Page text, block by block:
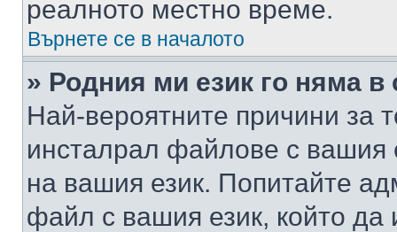
реалното местно време.
Върнете се в началото
» Родния ми език го няма в
Най-вероятните причини за
инсталрал файлове с вашия
на вашия език. Попитайте
файл с вашия език, който да